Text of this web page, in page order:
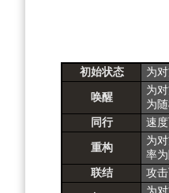
初始状态 为
唤醒
为
为
同行
速
重构
为
率
联结
攻
为